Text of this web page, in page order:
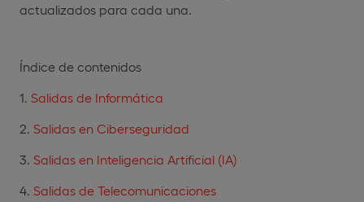
actualizados para cada una.
Índice de contenidos
Salidas de Informática
Salidas en Ciberseguridad
Salidas en Inteligencia Artificial (IA)
Salidas de Telecomunicaciones